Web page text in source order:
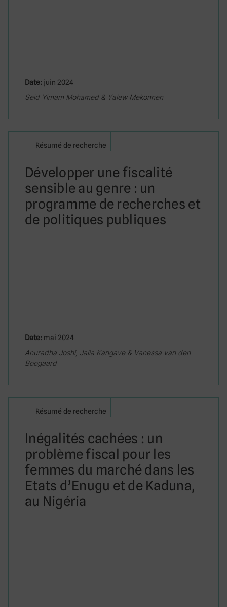
Date: juin 2024
Seid Yimam Mohamed & Yalew Mekonnen
Résumé de recherche
Développer une fiscalité
sensible au genre : un
programme de recherches et
de politiques publiques
Date: mai 2024
Anuradha Joshi, Jalia Kangave & Vanessa van den
Boogaard
Résumé de recherche
Inégalités cachées : un
problème fiscal pour les
femmes du marché dans les
Etats d’Enugu et de Kaduna,
au Nigéria